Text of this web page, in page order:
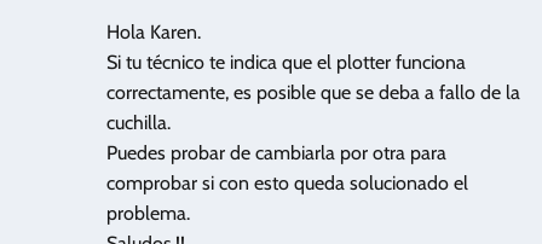
Hola Karen.
Si tu técnico te indica que el plotter funciona
correctamente, es posible que se deba a fallo de la
cuchilla.
Puedes probar de cambiarla por otra para
comprobar si con esto queda solucionado el
problema.